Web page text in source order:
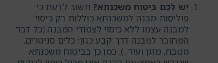
יש לכם ביטוח משכנתא? חשוב לדעת כי
פוליסות מבנה למשכנתא כוללות רק כיסוי
למבנה עצמו ללא כיסוי לצמודי המבנה (כל דבר
המחובר למבנה דרך קבע כגון: כלים סניטרים,
מטבח, מזגן ועוד..). כמו כן בביטוח משכנתא